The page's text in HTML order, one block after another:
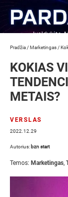
Pradžia /Marketingas /
KOKIAS
METAIS?
VERSLAS
2022.12.29
Autorius: bzn start
Temos: Marketingas,